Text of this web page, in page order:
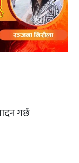
गर्छ